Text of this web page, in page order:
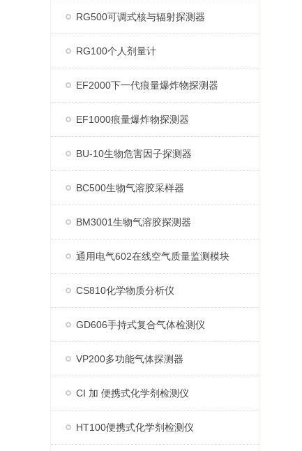
RG500可调式核与辐射探测器
RG100个人剂量计
EF2000下一代痕量爆炸物探测器
EF1000痕量爆炸物探测器
BU-10生物危害因子探测器
BC500生物气溶胶采样器
BM3001生物气溶胶探测器
通用电气602在线空气质量监测模块
CS810化学物质分析仪
GD606手持式复合气体检测仪
VP200多功能气体探测器
CI 加 便携式化学剂检测仪
HT100便携式化学剂检测仪